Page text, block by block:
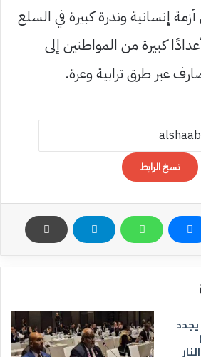
إنسانية وندرة كبيرة في السلع
كبيرة من المواطنين إلى
عبر طرق ترابية وعرة.
نسخ الرابط
يجدد